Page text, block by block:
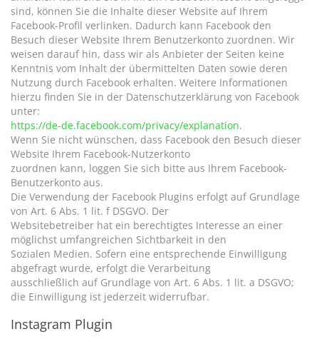
sind, können Sie die Inhalte dieser Website auf Ihrem
Facebook-Profil verlinken. Dadurch kann Facebook den
Besuch dieser Website Ihrem Benutzerkonto zuordnen. Wir
weisen darauf hin, dass wir als Anbieter der Seiten keine
Kenntnis vom Inhalt der übermittelten Daten sowie deren
Nutzung durch Facebook erhalten. Weitere Informationen
hierzu finden Sie in der Datenschutzerklärung von Facebook
unter:
https://de-de.facebook.com/privacy/explanation.
Wenn Sie nicht wünschen, dass Facebook den Besuch dieser
Website Ihrem Facebook-Nutzerkonto
zuordnen kann, loggen Sie sich bitte aus Ihrem Facebook-
Benutzerkonto aus.
Die Verwendung der Facebook Plugins erfolgt auf Grundlage
von Art. 6 Abs. 1 lit. f DSGVO. Der
Websitebetreiber hat ein berechtigtes Interesse an einer
möglichst umfangreichen Sichtbarkeit in den
Sozialen Medien. Sofern eine entsprechende Einwilligung
abgefragt wurde, erfolgt die Verarbeitung
ausschließlich auf Grundlage von Art. 6 Abs. 1 lit. a DSGVO;
die Einwilligung ist jederzeit widerrufbar.
Instagram Plugin